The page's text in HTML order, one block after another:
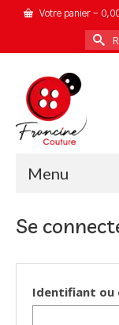
Votre panier -
Menu
Se
Identifiant ou